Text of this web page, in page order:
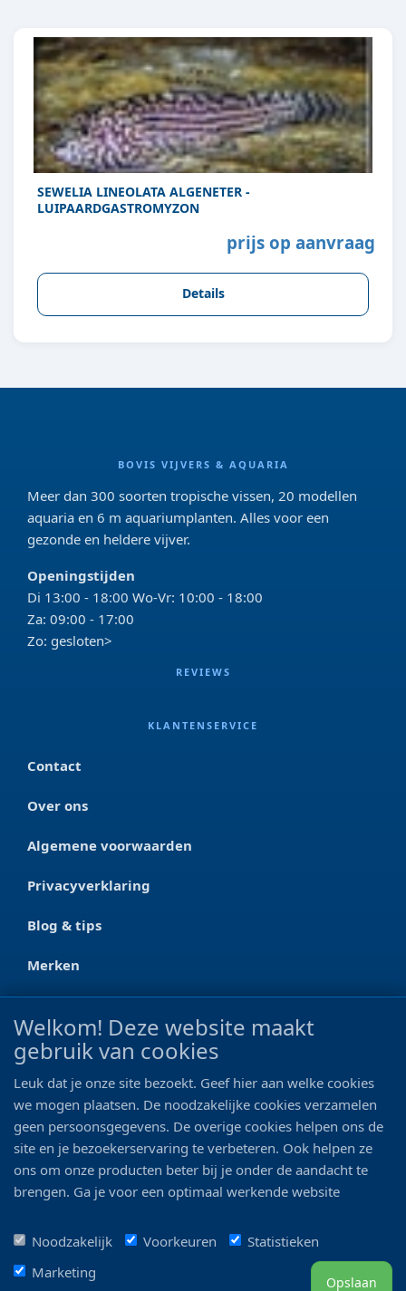
SEWELIA LINEOLATA ALGENETER -
LUIPAARDGASTROMYZON
prijs op aanvraag
Details
BOVIS VIJVERS & AQUARIA
Meer dan 300 soorten tropische vissen, 20 modellen
aquaria en 6 m aquariumplanten. Alles voor een
gezonde en heldere vijver.
Openingstijden
Di 13:00 - 18:00 Wo-Vr: 10:00 - 18:00
Za: 09:00 - 17:00
Zo: gesloten>
REVIEWS
KLANTENSERVICE
Contact
Over ons
Algemene voorwaarden
Privacyverklaring
Blog & tips
Merken
CONTACT
Ootmarsumseweg 125a
0546 - 622 990
06 - 11 19 81 42
info@bo-vis.nl
Welkom! Deze website maakt
gebruik van cookies
Leuk dat je onze site bezoekt. Geef hier aan welke cookies
we mogen plaatsen. De noodzakelijke cookies verzamelen
geen persoonsgegevens. De overige cookies helpen ons de
site en je bezoekerservaring te verbeteren. Ook helpen ze
ons om onze producten beter bij je onder de aandacht te
brengen. Ga je voor een optimaal werkende website
Noodzakelijk
Voorkeuren
Statistieken
Marketing
Opslaan